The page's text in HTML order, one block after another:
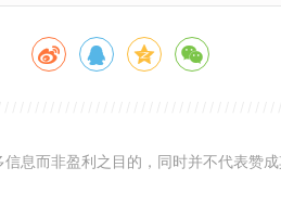
息而非盈利之目的，同时并不代表赞